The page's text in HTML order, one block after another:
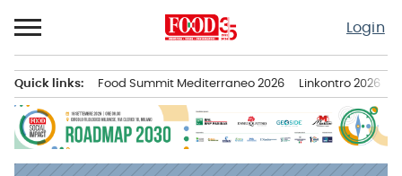
al
contenuto
Login
principale
Quick links: Food Summit Mediterraneo 2026 Linkontro 2026